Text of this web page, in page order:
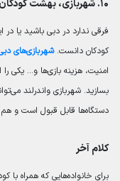
۱۰. شهربازی، بهشت کودکان!
فرقی ندارد در دبی باشید یا در
کودکان دانست.شهربازی‌های
امنیت، هزینه بازی‌ها و… یکی را
بسازید. شهربازی واندرلند
دستگاه‌ها قابل قبول است و
کلام آخر
برای خانواده‌هایی که همراه